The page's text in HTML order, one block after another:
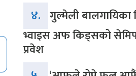
४. गुल्मेली बालगायिका
भ्वाइस अफ किड्सको
प्रवेश